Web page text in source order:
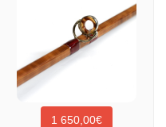
1 650,00€